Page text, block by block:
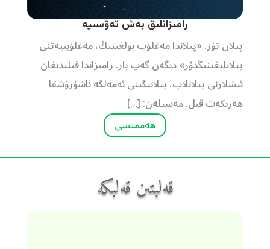
رامىزانلىق بەش تەۋسىيە
پىلان تۈز. «پىلاندا مەغلۇب بولغىنىڭ، مەغلۇبىيەتنى
پىلانلىغىنىڭدۇر» دېگەن گەپ بار. رامىزاندا قىلىدىغان
ئىشلارنى پىلانلاپ، پىلانىڭىنى ئەمەلگە ئاشۇرۇشقا
ھەرىكەت قىل. مەسىلەن: […]
ھەممىسى
قەلبتىن قەلبكە